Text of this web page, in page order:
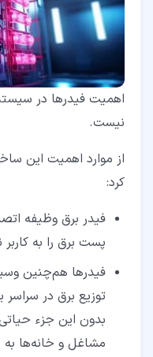
اهمیت فیدرها در
نیست.
از موارد اهمیت این
کرد:
فیدر برق وظیفه
پست برق را به کاربر
فیدرها هم‌چنین
توزیع برق در
بدون این جزء
مشاغل و خانه‌ها